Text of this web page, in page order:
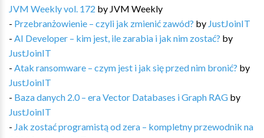
JVM Weekly vol. 172 by JVM Weekly
- Przebranżowienie – czyli jak zmienić zawód? by JustJoinIT
- AI Developer – kim jest, ile zarabia i jak nim zostać? by
JustJoinIT
- Atak ransomware – czym jest i jak się przed nim bronić? by
JustJoinIT
- Baza danych 2.0 – era Vector Databases i Graph RAG by
JustJoinIT
- Jak zostać programistą od zera – kompletny przewodnik na